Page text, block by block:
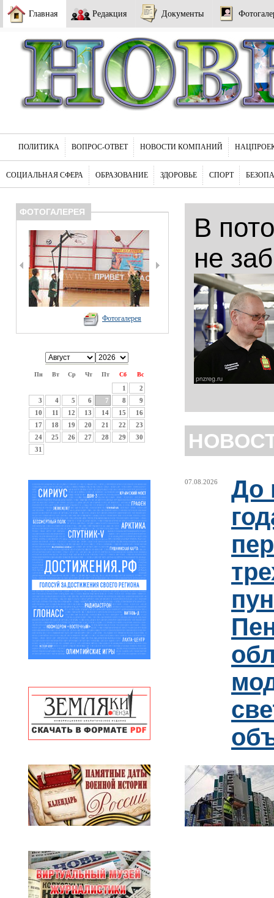
Главная Редакция Документы
ПОЛИТИКА ВОПРОС-ОТВЕТ НОВОСТИ КОМПАНИЙ
СОЦИАЛЬНАЯ СФЕРА ОБРАЗОВАНИЕ ЗДОРОВЬЕ СПОРТ
ФОТОГАЛЕРЕЯ
Фотогалерея
Пн Вт Ср Чт Пт Сб Вс
1
2
3
4 5 6 7 8
9
10
11 12 13 14 15
16
17
18 19 20 21 22
23
24
25 26 27 28 29
30
31
В
не
07.08.2026
До